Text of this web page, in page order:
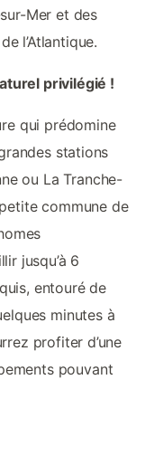
Mer et des
l’Atlantique.
privilégié !
qui prédomine
stations
ou La Tranche-
commune de
jusqu’à 6
entouré de
minutes à
profiter d’une
pouvant